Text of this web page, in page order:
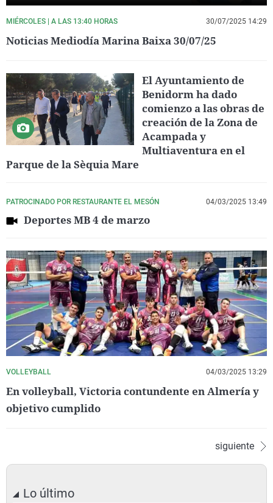
MIÉRCOLES | A LAS 13:40 HORAS 30/07/2025 14:29
Noticias Mediodía Marina Baixa 30/07/25
El Ayuntamiento de
Benidorm ha dado
comienzo a las obras de
creación de la Zona de
Acampada y
Multiaventura en el
Parque de la Sèquia Mare
PATROCINADO POR RESTAURANTE EL MESÓN 04/03/2025 13:49
Deportes MB 4 de marzo
VOLLEYBALL 04/03/2025 13:29
En volleyball, Victoria contundente en Almería y
objetivo cumplido
siguiente
Lo último